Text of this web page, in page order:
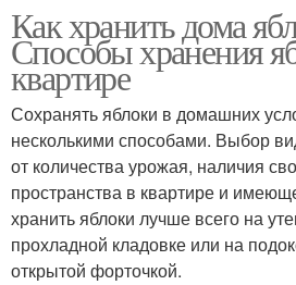
Как хранить дома
Способы хранения
квартире
Сохранять яблоки в домашних
несколькими способами. Выбор
от количества урожая, наличия
пространства в квартире и
хранить яблоки лучше всего на
прохладной кладовке или на
открытой форточкой.